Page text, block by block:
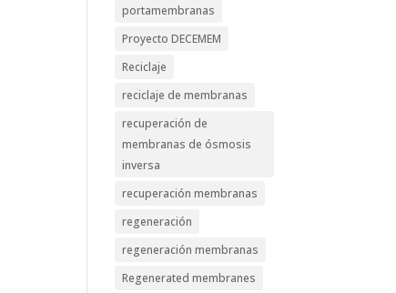
portamembranas
Proyecto DECEMEM
Reciclaje
reciclaje de membranas
recuperación de
membranas de ósmosis
inversa
recuperación membranas
regeneración
regeneración membranas
Regenerated membranes